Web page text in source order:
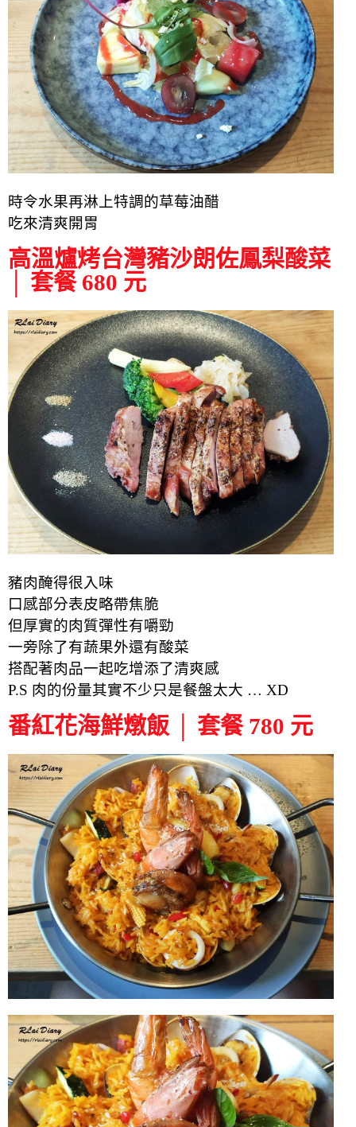
時令水果再淋上特調的草莓油醋
吃來清爽開胃
高溫爐烤台灣豬沙朗佐鳳梨酸菜
│ 套餐 680 元
豬肉醃得很入味
口感部分表皮略帶焦脆
但厚實的肉質彈性有嚼勁
一旁除了有蔬果外還有酸菜
搭配著肉品一起吃增添了清爽感
P.S 肉的份量其實不少只是餐盤太大 … XD
番紅花海鮮燉飯 │ 套餐 780 元